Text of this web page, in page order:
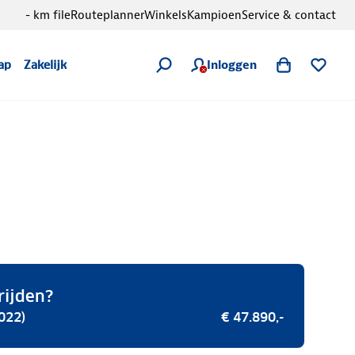
Zakelijk Inloggen
- km fileRouteplannerWinkelsKampioenService & contact
€ 47.890,-